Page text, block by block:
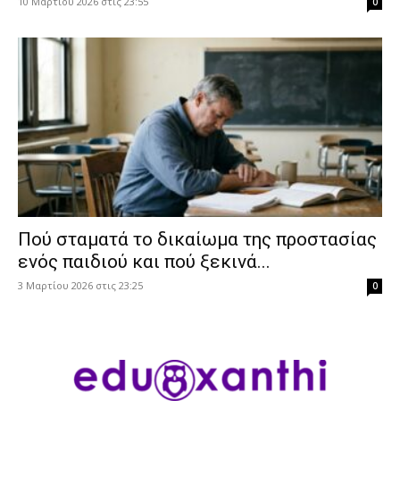
Πού σταματά το δικαίωμα της προστασίας
ενός παιδιού και πού ξεκινά...
3 Μαρτίου 2026 στις 23:25 0